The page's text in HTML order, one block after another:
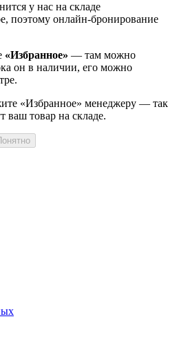
у нас на складе
поэтому онлайн-бронирование
«Избранное» — там можно
он в наличии, его можно
«Избранное» менеджеру — так
ваш товар на складе.